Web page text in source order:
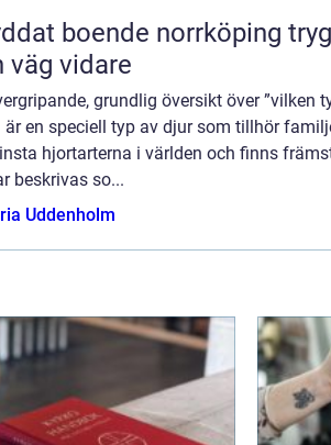
boende norrköping trygghet, struktur
väg vidare
grundlig översikt över ”vilken
är en speciell typ av djur som tillhör
hjortarterna i världen och finns
beskrivas so...
Uddenholm